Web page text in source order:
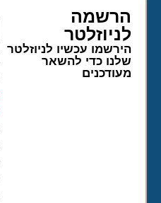
הרשמה
לניוזלטר​
הירשמו עכשיו לניוזלטר
שלנו כדי להשאר
מעודכנים